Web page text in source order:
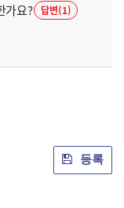
가요?
답변(1)
등록